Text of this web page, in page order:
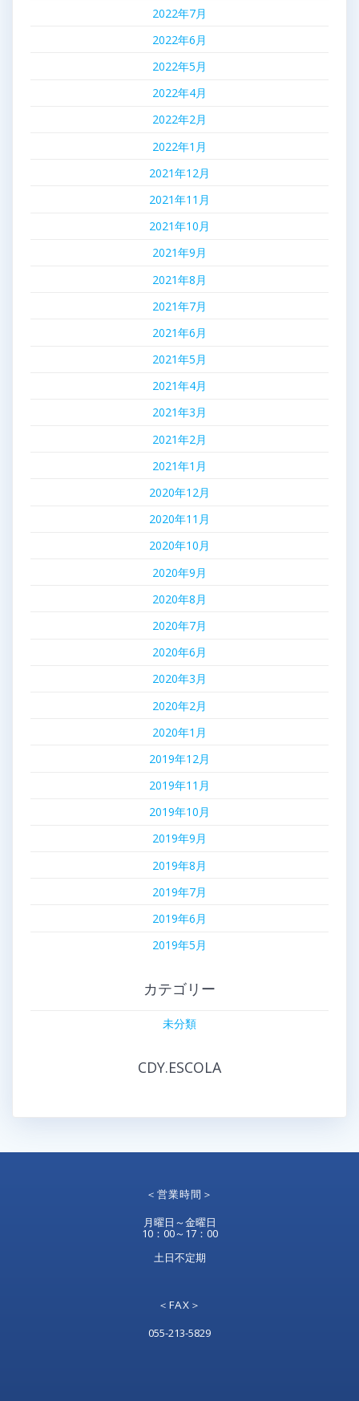
2022年7月
2022年6月
2022年5月
2022年4月
2022年2月
2022年1月
2021年12月
2021年11月
2021年10月
2021年9月
2021年8月
2021年7月
2021年6月
2021年5月
2021年4月
2021年3月
2021年2月
2021年1月
2020年12月
2020年11月
2020年10月
2020年9月
2020年8月
2020年7月
2020年6月
2020年3月
2020年2月
2020年1月
2019年12月
2019年11月
2019年10月
2019年9月
2019年8月
2019年7月
2019年6月
2019年5月
カテゴリー
未分類
CDY.ESCOLA
＜営業時間＞
月曜日～金曜日
10：00～17：00
土日不定期
＜FAX＞
055-213-5829